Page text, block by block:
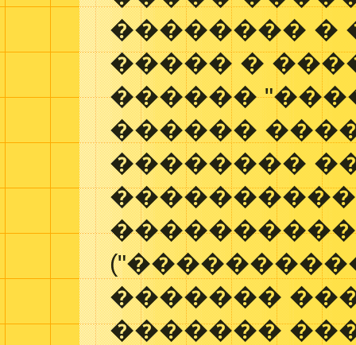
�������� �
����� �
������
������
��������
�������
�������